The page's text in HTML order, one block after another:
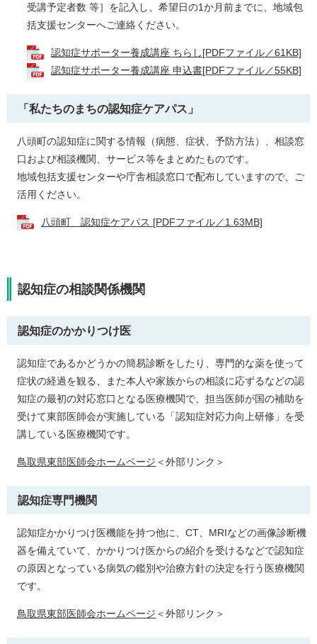
受講予定者数 等］を記入し、希望日の1か月前までに、地域包
括支援センターへご連絡ください。
認知症サポーター養成講座 ちらし[PDFファイル／61KB]
認知症サポーター養成講座 申込書[PDFファイル／55KB]
「私たちのまちの認知症ケアパス」
八頭町の認知症に関する情報（病態、症状、予防方法）、相談窓
口および相談機関、サービス等をまとめたものです。
地域包括支援センターや庁舎相談窓口で配布していますので、ご
活用ください。
八頭町 認知症ケアパス [PDFファイル／1.63MB]
認知症の相談関係機関
認知症のかかりつけ医
認知症であるかどうかの簡易診断をしたり、専門的な薬を使って
症状の経過を観る、また本人や家族からの相談に応ずるなどの認
知症の最初の対応窓口となる医療機関で、担当医師が国の補助を
受けて東部医師会が実施している「認知症対応力向上研修」を受
講している医療機関です。
鳥取県東部医師会ホームページ ＜外部リンク＞
認知症専門機関
認知症かかりつけ医機能を持つ他に、CT、MRIなどの画像診断機
器を備えていて、かかりつけ医からの紹介を受けるなどで認知症
の原因となっている病気の鑑別や治療方針の決定を行う医療機関
です。
鳥取県東部医師会ホームページ ＜外部リンク＞